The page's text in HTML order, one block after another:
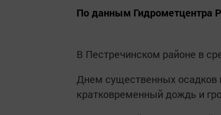
По данным Гидрометцентра
В Пестречинском районе в
Днем существенных осадков
кратковременный дождь и